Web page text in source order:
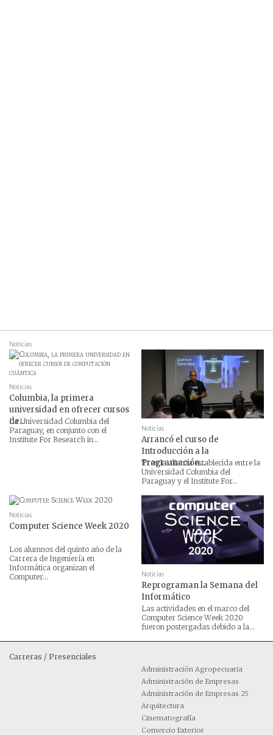
Noticias
Noticias
Columbia, la primera
universidad en ofrecer cursos
de...
La Universidad Columbia del
Paraguay, en conjunto con el
Institute For Research in...
Noticias
Arrancó el curso de
Introducción a la
Programación...
Tras la alianza establecida entre la
Universidad Columbia del
Paraguay y el Institute For...
Noticias
Computer Science Week 2020
Los alumnos del quinto año de la
Carrera de Ingeniería en
Informática organizan el
Computer...
Noticias
Reprograman la Semana del
Informático
Las actividades en el marco del
Computer Science Week 2020
fueron postergadas debido a la...
Carreras / Presenciales
Administración Agropecuaria
Administración de Empresas
Administración de Empresas 25
Arquitectura
Cinematografía
Comercio Exterior